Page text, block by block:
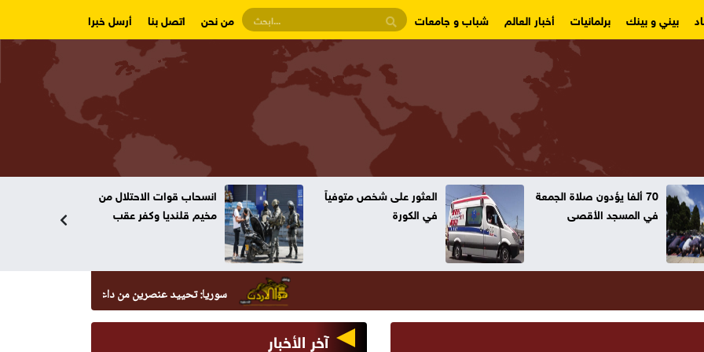
بيني و بينك برلمانيات أخبار العالم شباب و جامعات من نحن اتصل بنا أرسل خبرا
70 ألفا يؤدون صلاة الجمعة
في المسجد الأقصى
العثور على شخص متوفياً
في الكورة
انسحاب قوات الاحتلال من
مخيم قلنديا وكفر عقب
سوريا: تحييد عنصرين من داعش حاولا زرع عبوة في السيدة زينب
آخر الأخبار